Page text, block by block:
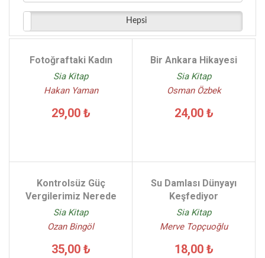
Yaşar Gürsoy - (1)
Samet Behrengi - (1)
Virginia Woolf - (1)
Uğur Önver - (1)
Hepsi
Fotoğraftaki Kadın
Sia Kitap
Hakan Yaman
29,00 ₺
Bir Ankara Hikayesi
Sia Kitap
Osman Özbek
24,00 ₺
Kontrolsüz Güç
Vergilerimiz Nerede
Sia Kitap
Ozan Bingöl
35,00 ₺
Su Damlası Dünyayı
Keşfediyor
Sia Kitap
Merve Topçuoğlu
18,00 ₺